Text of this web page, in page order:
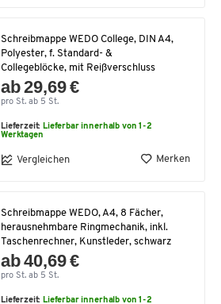
Schreibmappe WEDO College, DIN A4,
Polyester, f. Standard- &
Collegeblöcke, mit Reißverschluss
ab 29,69 €
pro St. ab 5 St.
Lieferzeit: Lieferbar innerhalb von 1-2
Werktagen
Vergleichen Merken
Schreibmappe WEDO, A4, 8 Fächer,
herausnehmbare Ringmechanik, inkl.
Taschenrechner, Kunstleder, schwarz
ab 40,69 €
pro St. ab 5 St.
Lieferzeit: Lieferbar innerhalb von 1-2